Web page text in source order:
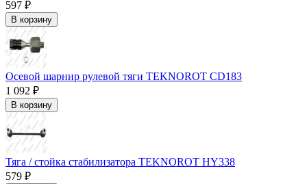
597 ₽
В корзину
Осевой шарнир рулевой тяги TEKNOROT CD183
1 092 ₽
В корзину
Тяга / стойка стабилизатора TEKNOROT HY338
579 ₽